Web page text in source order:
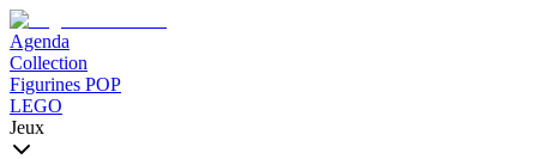
Agenda
Collection
Figurines POP
LEGO
Jeux